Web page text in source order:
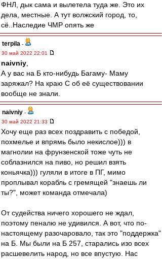
ФНЛ, дык сама и вылетела туда же. Это их
дела, местные. А тут волжский город, то,
сё..Наследие ЧМР опять же
terpila -
30 май 2022 22:01
naivniy
А у вас на Б кто-нибудь Багаму- Маму
заряжал? На краю С об её существовании
вообще не знали.
naivniy -
30 май 2022 21:33
Хочу еще раз всех поздравить с победой,
похмелье и впрямь было некислое))) в
магнолии на фрунзенской тоже чуть не
соблазнился на пиво, но решил взять
коньячка))) гуляли в итоге в ПГ, мимо
проплывал корабль с гремящей "знаешь ли
ты?", может команда отмечала)
От судейства ничего хорошего не ждал,
поэтому пеналю не удивился. А вот, что по-
настоящему разочаровало, так это "поддержка"
на Б. Мы были на Б 257, старались изо всех
расшевелить народ, но все впустую. Нас